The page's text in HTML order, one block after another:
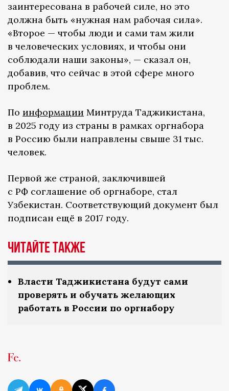
заинтересована в рабочей силе, но это
должна быть «нужная нам рабочая сила».
«Второе — чтобы люди и сами там жили
в человеческих условиях, и чтобы они
соблюдали наши законы», — сказал он,
добавив, что сейчас в этой сфере много
проблем.
По информации Минтруда Таджикистана,
в 2025 году из страны в рамках оргнабора
в Россию были направлены свыше 31 тыс.
человек.
Первой же страной, заключившей
с РФ соглашение об оргнаборе, стал
Узбекистан. Соответствующий документ был
подписан ещё в 2017 году.
Читайте также
Власти Таджикистана будут сами
проверять и обучать желающих
работать в России по оргнабору